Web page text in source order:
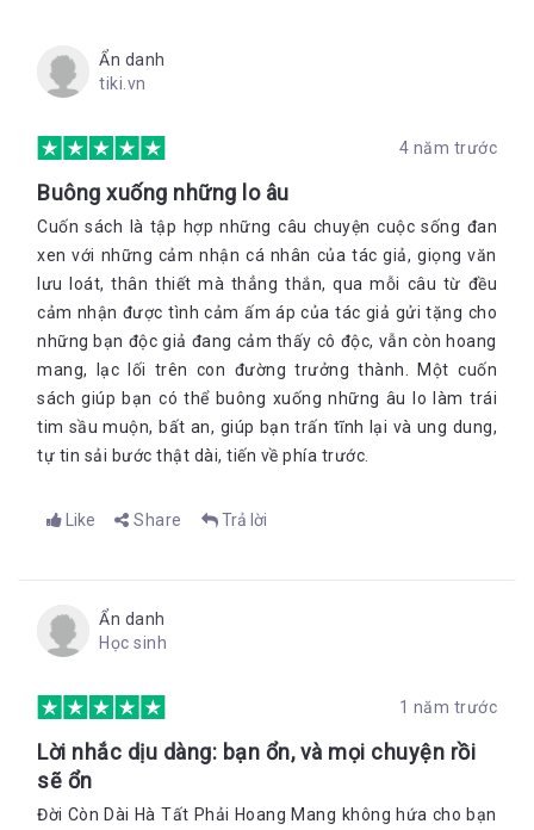
Ẩn danh
tiki.vn
4 năm trước
Buông xuống những lo âu
Cuốn sách là tập hợp những câu chuyện cuộc sống đan
xen với những cảm nhận cá nhân của tác giả, giọng văn
lưu loát, thân thiết mà thẳng thắn, qua mỗi câu từ đều
cảm nhận được tình cảm ấm áp của tác giả gửi tặng cho
những bạn độc giả đang cảm thấy cô độc, vẫn còn hoang
mang, lạc lối trên con đường trưởng thành. Một cuốn
sách giúp bạn có thể buông xuống những âu lo làm trái
tim sầu muộn, bất an, giúp bạn trấn tĩnh lại và ung dung,
tự tin sải bước thật dài, tiến về phía trước.
Like Share Trả lời
Ẩn danh
Học sinh
1 năm trước
Lời nhắc dịu dàng: bạn ổn, và mọi chuyện rồi
sẽ ổn
Đời Còn Dài Hà Tất Phải Hoang Mang không hứa cho bạn